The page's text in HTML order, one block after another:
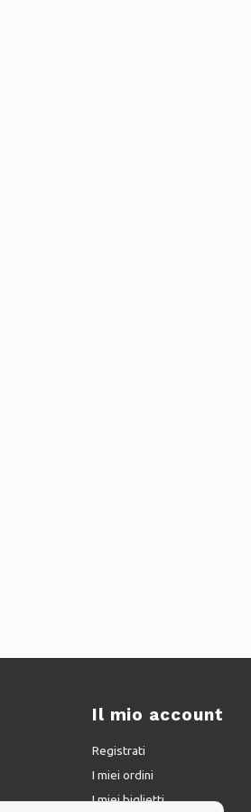
Il mio account
Registrati
I miei ordini
I miei biglietti